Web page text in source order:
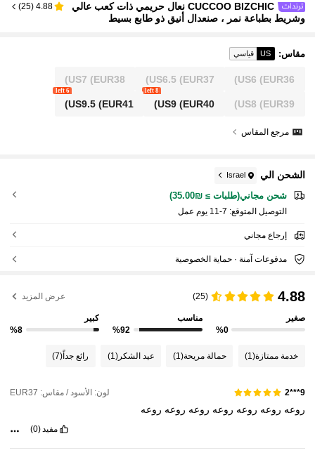
CUCCOO BIZCHIC نعال حريمي ذات كعب عالي
وشريط بطباعة نمر ، صنعدال أنيق ذو طابع بسيط
4.88
(
25
)
مقاس:
US قياسي
US6 (EUR36)
US6.5 (EUR37)
US7 (EUR38)
US8 (EUR39)
US9(EUR40)
8 left
US9.5 (EUR41)
6 left
مرجع المقاس
الشحن الي Israel
شحن مجاني(طلبات ≥ ₪35.00)
التوصيل المتوقع: 7-11 يوم عمل
إرجاع مجاني
مدفوعات آمنة · حماية الخصوصية
4.88
(25) عرض المزيد
صغير
%0
مناسب
%92
كبير
%8
خدمة ممتازة(1) حمالة مريحة(1) عيد الشكر(1) رائع جداً (7)
9***2 لون: الأسود / مقاس: EUR37
روعه روعه روعه روعه روعه روعه روعه
مفيد(0)